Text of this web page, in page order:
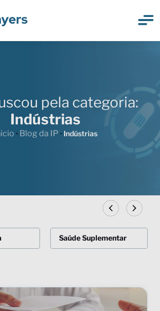
pela categoria:
Indústrias
• Blog da IP • Indústrias
Saúde Suplementar